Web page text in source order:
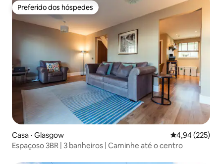
Preferido dos hóspedes
Preferido dos hóspedes
Casa ⋅ Glasgow 4,94 de uma
4,94 (225)
Espaçoso 3BR | 3 banheiros | Caminhe até o centro